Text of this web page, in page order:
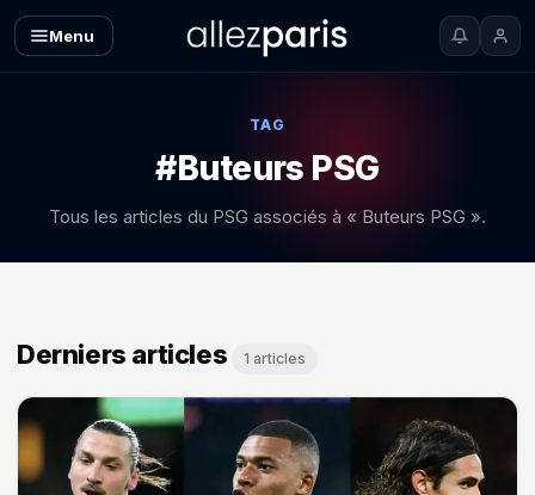
Menu
TAG
#Buteurs PSG
Tous les articles du PSG associés à « Buteurs PSG ».
Derniers articles 1 articles